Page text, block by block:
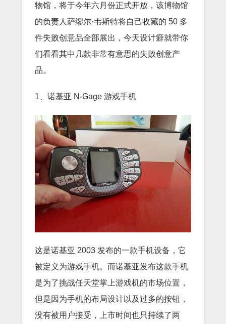
物馆，将于今年六月份正式开放，该博物馆
的负责人萨缪尔·韦斯特将自己收藏的 50 多
件失败创意品全部展出，今天设计癖就带你
们看看其中几款非常有意思的失败创意产
品。
1、诺基亚 N-Gage 游戏手机
这是诺基亚 2003 发布的一款手机设备，它
被定义为游戏手机。而诺基亚发布这款手机
是为了挑战任天堂掌上游戏机的市场位置，
但是因为手机的布局设计以及过多的按钮，
没有被用户接受，上市时间也只持续了两